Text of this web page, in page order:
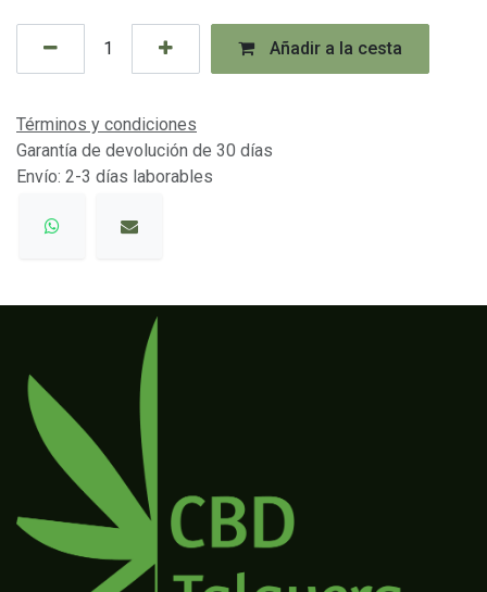
Añadir a la cesta
Términos y condiciones
Garantía de devolución de 30 días
Envío: 2-3 días laborables